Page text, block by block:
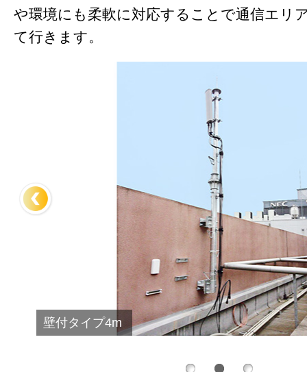
や環境にも柔軟に対応することで通信エリ
て行きます。
壁付タイプ4m